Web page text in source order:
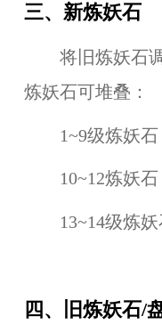
三、新炼妖石
将旧炼妖石调
炼妖石可堆叠：
1~9级炼妖石
10~12炼妖石
13~14级炼妖
四、旧炼妖石/